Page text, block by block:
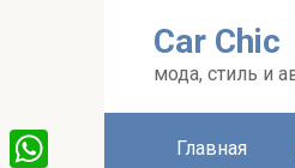
Car Chic
мода, стиль и
Главная